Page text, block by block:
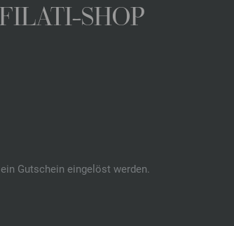
SHOP
Gutschein eingelöst werden.